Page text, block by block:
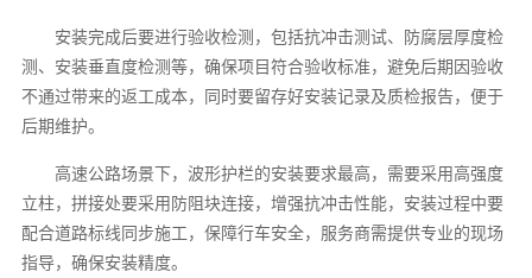
安装完成后要进行验收检测，包括抗冲击测试、防腐层厚度检
测、安装垂直度检测等，确保项目符合验收标准，避免后期因验收
不通过带来的返工成本，同时要留存好安装记录及质检报告，便于
后期维护。
高速公路场景下，波形护栏的安装要求最高，需要采用高强度
立柱，拼接处要采用防阻块连接，增强抗冲击性能，安装过程中要
配合道路标线同步施工，保障行车安全，服务商需提供专业的现场
指导，确保安装精度。